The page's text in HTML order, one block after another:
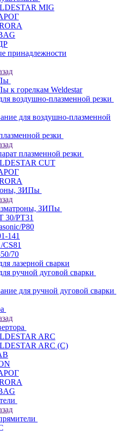
MIG
принадлежности
к горелкам Weldestar
воздушно-плазменной резки
для воздушно-плазменной
резки
плазменной резки
CUT
ЗИПы
ЗИПы
30/PT31
P80
141
70
лазерной сварки
ручной дуговой сварки
для ручной дуговой сварки
ARC
ARC (С)